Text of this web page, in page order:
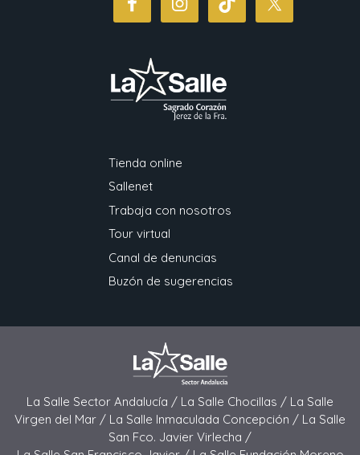
Tienda online
Sallenet
Trabaja con nosotros
Tour virtual
Canal de denuncias
Buzón de sugerencias
La Salle Sector Andalucía / La Salle Chocillas / La Salle
Virgen del Mar / La Salle Inmaculada Concepción / La Salle
San Fco. Javier Virlecha /